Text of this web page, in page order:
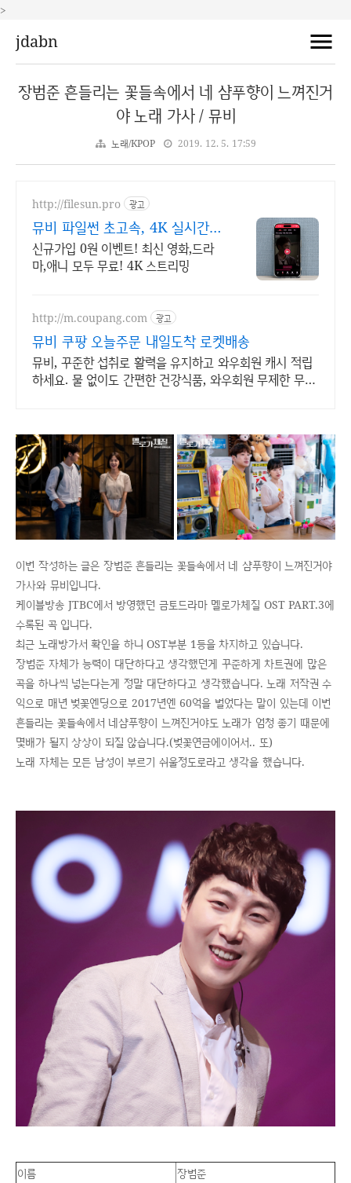
>
jdabn
장범준 흔들리는 꽃들속에서 네 샴푸향이 느껴진거
야 노래 가사 / 뮤비
노래/KPOP 2019. 12. 5. 17:59
http://filesun.pro 광고
뮤비 파일썬 초고속, 4K 실시간
보기!
신규가입 0원 이벤트! 최신 영화,드라
마,애니 모두 무료! 4K 스트리밍
http://m.coupang.com 광고
뮤비 쿠팡 오늘주문 내일도착 로켓배송
뮤비, 꾸준한 섭취로 활력을 유지하고 와우회원 캐시 적립
하세요. 물 없이도 간편한 건강식품, 와우회원 무제한 무료
이번 작성하는 글은 장범준 흔들리는 꽃들속에서 네 샴푸향이 느껴진거야
가사와 뮤비입니다.
케이블방송 JTBC에서 방영했던 금토드라마 멜로가체질 OST PART.3에
수록된 곡 입니다.
최근 노래방가서 확인을 하니 OST부분 1등을 차지하고 있습니다.
장범준 자체가 능력이 대단하다고 생각했던게 꾸준하게 차트권에 많은
곡을 하나씩 넣는다는게 정말 대단하다고 생각했습니다. 노래 저작권 수
익으로 매년 벚꽃엔딩으로 2017년엔 60억을 벌었다는 말이 있는데 이번
흔들리는 꽃들속에서 네샴푸향이 느껴진거야도 노래가 엄청 좋기 때문에
몇배가 될지 상상이 되질 않습니다.(벚꽃연금에이어서.. 또)
노래 자체는 모든 남성이 부르기 쉬울정도로라고 생각을 했습니다.
이름
장범준